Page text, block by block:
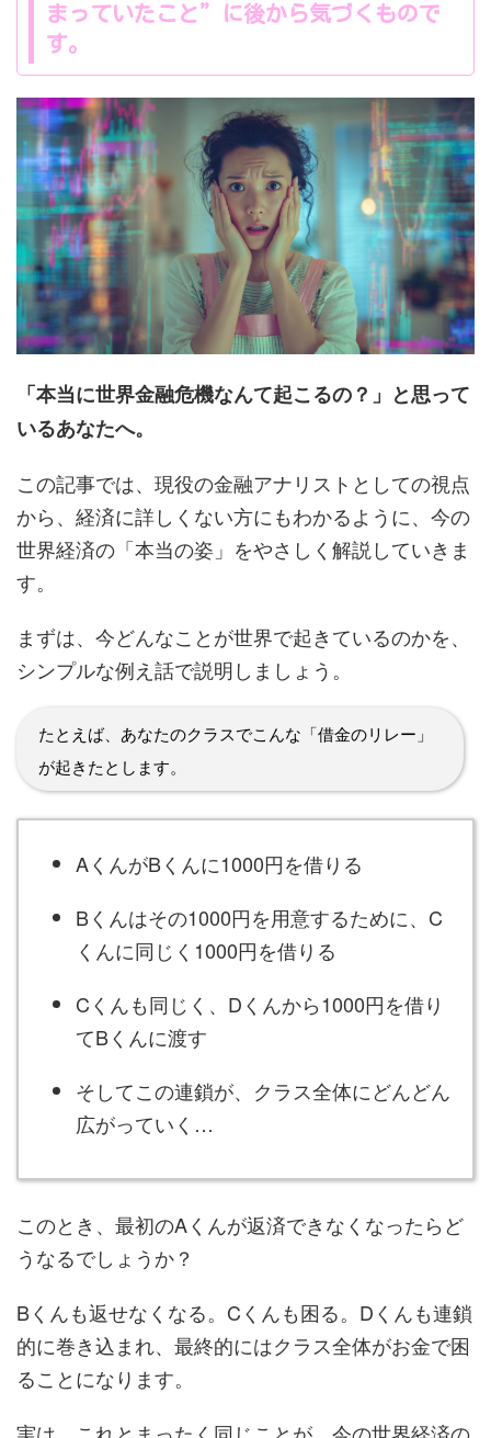
まっていたこと”に後から気づくもので
す。
「本当に世界金融危機なんて起こるの？」と思って
いるあなたへ。
この記事では、現役の金融アナリストとしての視点
から、経済に詳しくない方にもわかるように、今の
世界経済の「本当の姿」をやさしく解説していきま
す。
まずは、今どんなことが世界で起きているのかを、
シンプルな例え話で説明しましょう。
たとえば、あなたのクラスでこんな「借金のリレー」
が起きたとします。
AくんがBくんに1000円を借りる
Bくんはその1000円を用意するために、C
くんに同じく1000円を借りる
Cくんも同じく、Dくんから1000円を借り
てBくんに渡す
そしてこの連鎖が、クラス全体にどんどん
広がっていく…
このとき、最初のAくんが返済できなくなったらど
うなるでしょうか？
Bくんも返せなくなる。Cくんも困る。Dくんも連鎖
的に巻き込まれ、最終的にはクラス全体がお金で困
ることになります。